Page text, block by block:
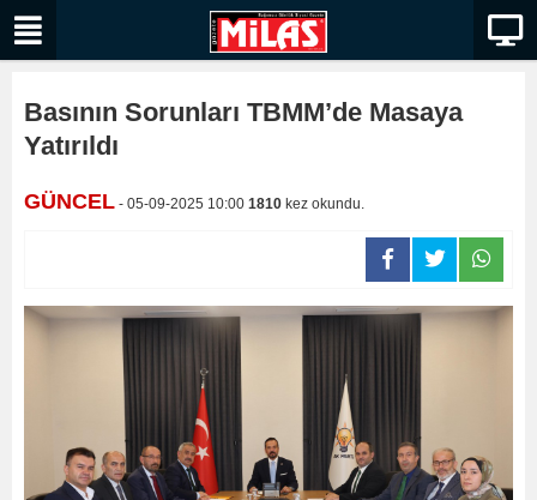
Basının Sorunları TBMM’de Masaya
Yatırıldı
GÜNCEL - 05-09-2025 10:00 1810 kez okundu.